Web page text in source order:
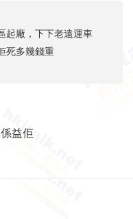
起廠，下下老遠運車
死多幾錢重
益佢